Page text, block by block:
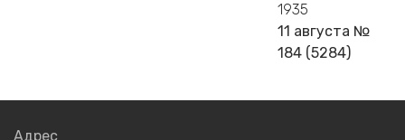
1935
11 августа №
184 (5284)
Адрес